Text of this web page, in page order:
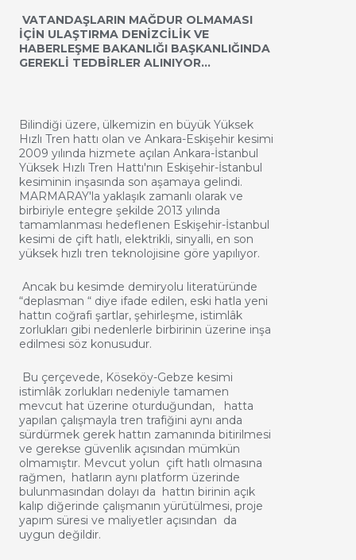
VATANDAŞLARIN MAĞDUR OLMAMASI
İÇİN ULAŞTIRMA DENİZCİLİK VE
HABERLEŞME BAKANLIĞI BAŞKANLIĞINDA
GEREKLİ TEDBİRLER ALINIYOR…
Bilindiği üzere, ülkemizin en büyük Yüksek
Hızlı Tren hattı olan ve Ankara-Eskişehir kesimi
2009 yılında hizmete açılan Ankara-İstanbul
Yüksek Hızlı Tren Hattı'nın Eskişehir-İstanbul
kesiminin inşasında son aşamaya gelindi.
MARMARAY'la yaklaşık zamanlı olarak ve
birbiriyle entegre şekilde 2013 yılında
tamamlanması hedeflenen Eskişehir-İstanbul
kesimi de çift hatlı, elektrikli, sinyalli, en son
yüksek hızlı tren teknolojisine göre yapılıyor.
Ancak bu kesimde demiryolu literatüründe
“deplasman “ diye ifade edilen, eski hatla yeni
hattın coğrafi şartlar, şehirleşme, istimlâk
zorlukları gibi nedenlerle birbirinin üzerine inşa
edilmesi söz konusudur.
Bu çerçevede, Köseköy-Gebze kesimi
istimlâk zorlukları nedeniyle tamamen
mevcut hat üzerine oturduğundan, hatta
yapılan çalışmayla tren trafiğini aynı anda
sürdürmek gerek hattın zamanında bitirilmesi
ve gerekse güvenlik açısından mümkün
olmamıştır. Mevcut yolun çift hatlı olmasına
rağmen, hatların aynı platform üzerinde
bulunmasından dolayı da hattın birinin açık
kalıp diğerinde çalışmanın yürütülmesi, proje
yapım süresi ve maliyetler açısından da
uygun değildir.